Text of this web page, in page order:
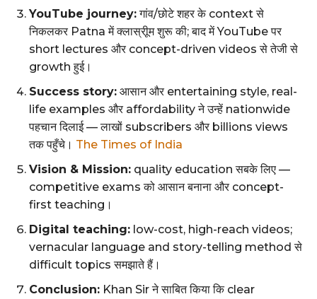
YouTube journey:गांव/छोटे शहर के context से
निकलकर Patna में क्लास्रीूम शुरू की; बाद में YouTube पर
short lectures और concept-driven videos से तेजी से
growth हुई।
Success story: आसान और entertaining style, real-
life examples और affordability ने उन्हें nationwide
पहचान दिलाई — लाखों subscribers और billions views
तक पहुँचे। The Times of India
Vision & Mission: quality education सबके लिए —
competitive exams को आसान बनाना और concept-
first teaching।
Digital teaching: low-cost, high-reach videos;
vernacular language and story-telling method से
difficult topics समझाते हैं।
Conclusion: Khan Sir ने साबित किया कि clear